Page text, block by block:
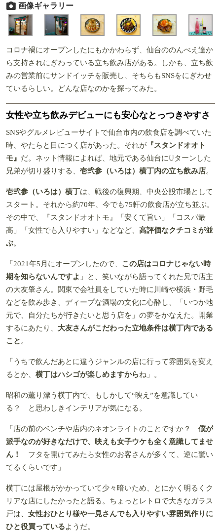
画像ギャラリー
コロナ禍にオープンしたにもかかわらず、仙台ののんべえ達か
ら支持されにぎわっている立ち飲み店がある。しかも、立ち飲
みの営業前にサンドイッチを販売し、そちらもSNSをにぎわせ
ているらしい。どんな店なのかを探ってみた。
女性や立ち飲みデビューにも安心なとっつきやすさ
SNSやグルメレビューサイトで仙台市内の飲食店を調べていた
時、やたらと目につく店があった。それが 『スタンドオオト
モ』 だ。ネット情報によれば、地元である仙台にUターンした
兄弟が切り盛りする、 壱弐参（いろは）横丁内の立ち飲み店。
壱弐参（いろは）横丁は、戦後の復興期、中央公設市場として
スタート。それから約70年、今でも75軒の飲食店が立ち並ぶ。
その中で、
『スタンドオオトモ』「安くて旨い」「コスパ最
高」「女性でも入りやすい」などなど、 高評価なクチコミが並
ぶ。
「2021年5月にオープンしたので、 この店はコロナじゃない時
期を知らないんですよ 」と、笑いながら語ってくれた兄で店主
の大友肇さん。関東で会社員をしていた時に川崎や横浜・野毛
などを飲み歩き、ディープな酒場の文化に心酔し、「いつか地
元で、自分たちが行きたいと思う店を」の夢をかなえた。開業
するにあたり、 大友さんがこだわった立地条件は横丁内である
こと 。
「うちで飲んだあとに違うジャンルの店に行って雰囲気を変え
るとか、 横丁はハシゴが楽しめますからね」。
昭和の薫り漂う横丁内で、もしかして“映え”を意識してい
る？ と思わしきインテリアが気になる。
「店の前のベンチや店内のネオンライトのことですか？ 僕が
派手なのが好きなだけで、映えも女子ウケも全く意識してませ
ん！
フタを開けてみたら女性のお客さんが多くて、逆に驚い
てるくらいです」
横丁には屋根がかかっていて少々暗いため、とにかく明るくク
リアな店にしたかったと語る。ちょっとレトロで大きなガラス
戸は、 女性おひとり様や一見さんでも入りやすい雰囲気作りに
ひと役買っているようだ。